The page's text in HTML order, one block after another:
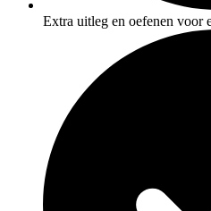
Extra uitleg en oefenen voor